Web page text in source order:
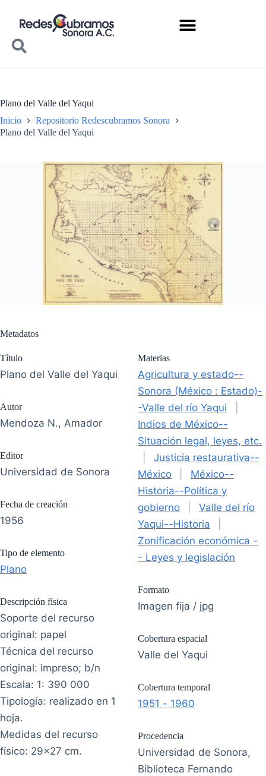
Plano del Valle del Yaqui
Inicio
Repositorio Redescubramos Sonora
Plano del Valle del Yaqui
Metadatos
Título
Plano del Valle del Yaqui
Autor
Mendoza N., Amador
Editor
Universidad de Sonora
Fecha de creación
1956
Tipo de elemento
Plano
Descripción física
Soporte del recurso
original: papel
Técnica del recurso
original: impreso; b/n
Escala: 1: 390 000
Tipología: realizado en 1
hoja.
Medidas del recurso
físico: 29x27 cm.
Materias
Agricultura y estado--
Sonora (México : Estado)-
-Valle del río Yaqui
Indios de México--
Situación legal, leyes, etc.
Justicia restaurativa--
México
México--
Historia--Política y
gobierno
Valle del río
Yaqui--Historia
Zonificación económica -
- Leyes y legislación
Formato
Imagen fija / jpg
Cobertura espacial
Valle del Yaqui
Cobertura temporal
1951 - 1960
Procedencia
Universidad de Sonora,
Biblioteca Fernando